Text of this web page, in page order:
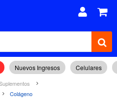
Nuevos Ingresos Celulares
Colágeno